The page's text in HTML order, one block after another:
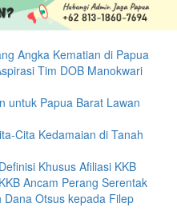
Angka Kematian di Papua
Tim DOB Manokwari
untuk Papua Barat Lawan
Cita Kedamaian di Tanah
Khusus Afiliasi KKB
Ancam Perang Serentak
Otsus kepada Filep